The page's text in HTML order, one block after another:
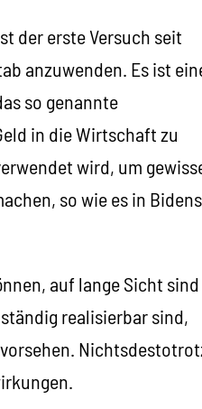
der erste Versuch seit
anzuwenden. Es ist
so genannte
in die Wirtschaft zu
wird, um
so wie es in Bidens
auf lange Sicht sind
realisierbar sind,